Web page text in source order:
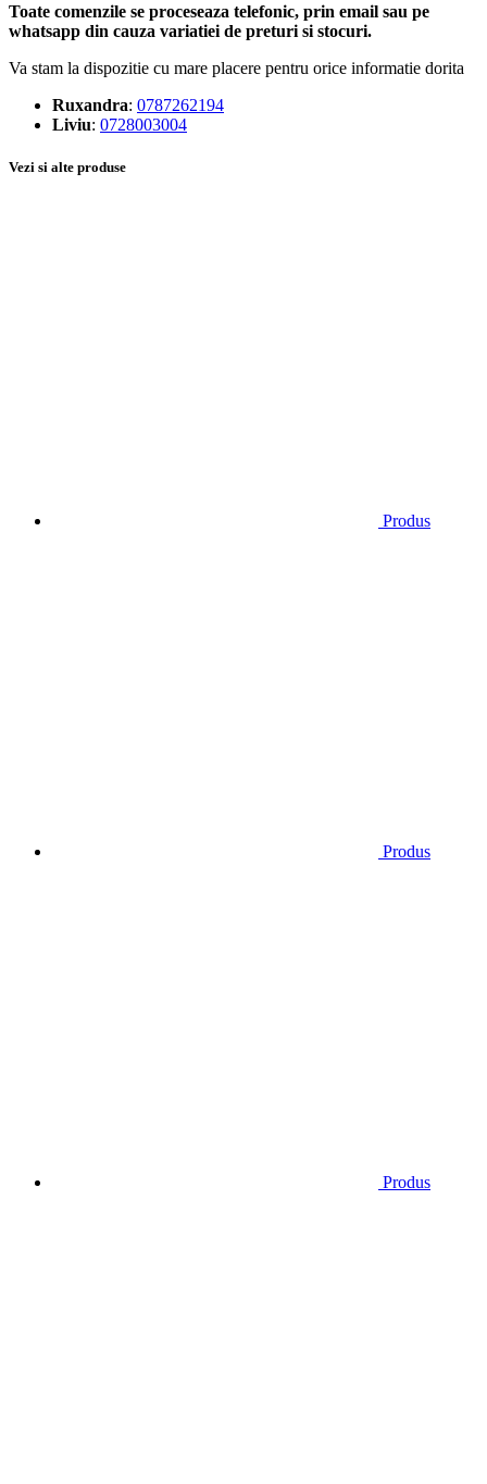
Toate comenzile se proceseaza telefonic, prin email sau pe
whatsapp din cauza variatiei de preturi si stocuri.
Va stam la dispozitie cu mare placere pentru orice informatie dorita
Ruxandra: 0787262194
Liviu: 0728003004
Vezi si alte produse
Produs
Produs
Produs